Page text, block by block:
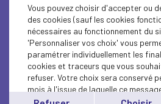
MEDEF LIFE
MEDEF LIFE
MEDEF LIFE
ECONOMY
Vous pouvez choisir d'accepter ou
des cookies (sauf les cookies
nécessaires au fonctionnement du
'Personnaliser vos choix' vous
paramétrer individuellement les
cookies et traceurs que vous
refuser. Votre choix sera conservé
mois à l'issue de laquelle ce
affiché..